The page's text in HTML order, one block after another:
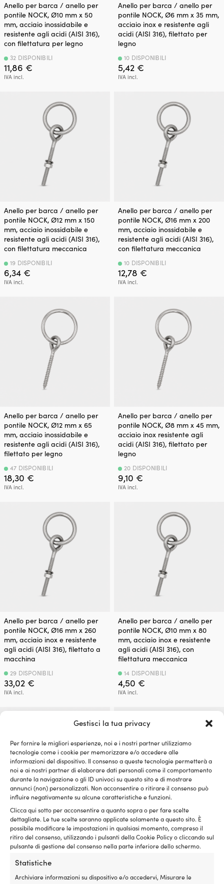
Gestisci la tua privacy
Per fornire le migliori esperienze, noi e i nostri partner utilizziamo
tecnologie come i cookie per memorizzare e/o accedere alle
informazioni del dispositivo. Il consenso a queste tecnologie permetterà a
noi e ai nostri partner di elaborare dati personali come il comportamento
durante la navigazione o gli ID univoci su questo sito e di mostrare
annunci (non) personalizzati. Non acconsentire o ritirare il consenso può
influire negativamente su alcune caratteristiche e funzioni.
Clicca qui sotto per acconsentire a quanto sopra o per fare scelte
dettagliate. Le tue scelte saranno applicate solamente a questo sito. È
possibile modificare le impostazioni in qualsiasi momento, compreso il
ritiro del consenso, utilizzando i pulsanti della Cookie Policy o cliccando sul
pulsante di gestione del consenso nella parte inferiore dello schermo.
Statistiche
Archiviare informazioni su dispositivo e/o accedervi, Misurare le
Anello per barca / anello per
pontile NOCK, Ø10 mm x 50
mm, acciaio inossidabile e
resistente agli acidi (AISI 316),
con filettatura per legno
11,86 €
IVA incl.
32 DISPONIBILI
Anello per barca / anello per
pontile NOCK, Ø6 mm x 35 mm,
acciaio inox e resistente agli
acidi (AISI 316), filettato per
legno
5,42 €
IVA incl.
10 DISPONIBILI
Anello per barca / anello per
pontile NOCK, Ø12 mm x 150
mm, acciaio inossidabile e
resistente agli acidi (AISI 316),
con filettatura meccanica
6,34 €
IVA incl.
19 DISPONIBILI
Anello per barca / anello per
pontile NOCK, Ø16 mm x 200
mm, acciaio inossidabile e
resistente agli acidi (AISI 316),
con filettatura meccanica
12,78 €
IVA incl.
10 DISPONIBILI
Anello per barca / anello per
pontile NOCK, Ø12 mm x 65
mm, acciaio inossidabile e
resistente agli acidi (AISI 316),
filettato per legno
18,30 €
IVA incl.
47 DISPONIBILI
Anello per barca / anello per
pontile NOCK, Ø8 mm x 45 mm,
acciaio inox resistente agli
acidi (AISI 316), filettato per
legno
9,10 €
IVA incl.
20 DISPONIBILI
Anello per barca / anello per
pontile NOCK, Ø16 mm x 260
mm, acciaio inox e resistente
agli acidi (AISI 316), filettato a
macchina
33,02 €
IVA incl.
29 DISPONIBILI
Anello per barca / anello per
pontile NOCK, Ø10 mm x 80
mm, acciaio inox e resistente
agli acidi (AISI 316), con
filettatura meccanica
4,50 €
IVA incl.
14 DISPONIBILI
Anello per barca / anello per
pontile NOCK, Ø8 mm x 60 mm,
acciaio inox e resistente agli
metrica
10 DISPONIBILI
Anello per barca / anello per
molo, Ø12 mm x 65 mm, acciaio
inossidabile, filettatura per
P. cons.23,82€Il
23,20